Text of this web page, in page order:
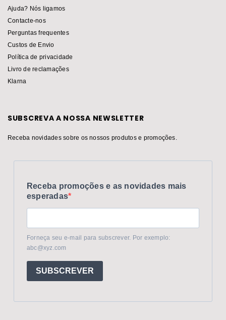
Ajuda? Nós ligamos
Contacte-nos
Perguntas frequentes
Custos de Envio
Política de privacidade
Livro de reclamações
Klarna
SUBSCREVA A NOSSA NEWSLETTER
Receba novidades sobre os nossos produtos e promoções.
Receba promoções e as novidades mais
esperadas
Forneça seu e-mail para subscrever. Por exemplo:
abc@xyz.com
SUBSCREVER